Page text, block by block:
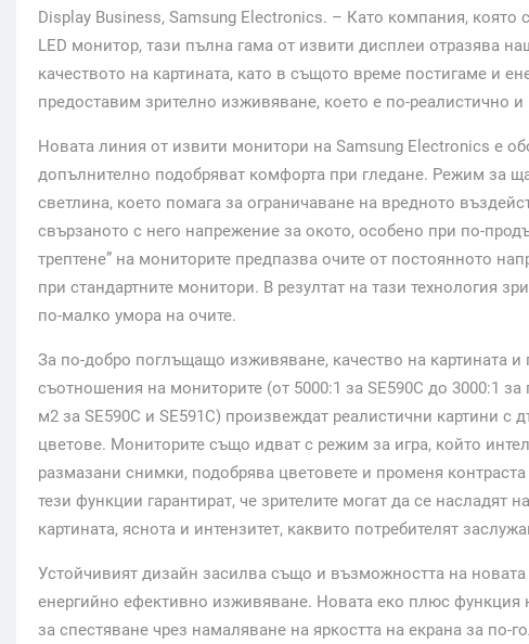
Display Business, Samsung Electronics. – Като компания, която
LED монитор, тази пълна гама от извити дисплеи отразява
качеството на картината, като в същото време постигаме и
предоставим зрително изживяване, което е по-реалистично и
Новата линия от извити монитори на Samsung Electronics е
допълнително подобряват комфорта при гледане. Режим за
светлина, което помага за ограничаване на вредното
свързаното с него напрежение за окото, особено при по-
трептене” на мониторите предпазва очите от постоянното
при стандартните монитори. В резултат на тази технология
по-малко умора на очите.
За по-добро поглъщащо изживяване, качество на картината
съотношения на мониторите (от 5000:1 за SE590C до 3000:1
м2 за SE590C и SE591C) произвеждат реалистични картини
цветове. Мониторите също идват с режим за игра, който
размазани снимки, подобрява цветовете и променя
тези функции гарантират, че зрителите могат да се
картината, яснота и интензитет, каквито потребителят
Устойчивият дизайн засилва също и възможността на
енергийно ефективно изживяване. Новата еко плюс функция
за спестяване чрез намаляване на яркостта на екрана за